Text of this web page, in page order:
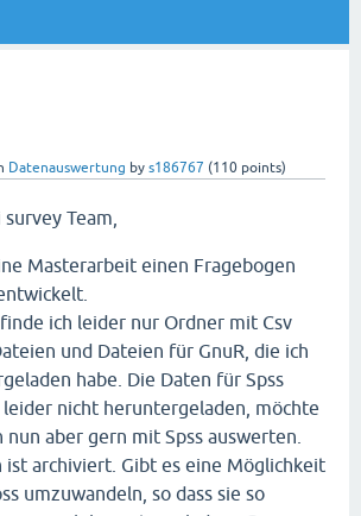
Datenauswertung by s186767 (110 points)
Team,
Masterarbeit einen Fragebogen
ich leider nur Ordner mit Csv
und Dateien für GnuR, die ich
habe. Die Daten für Spss
leider nicht heruntergeladen, möchte
aber gern mit Spss auswerten.
ist archiviert. Gibt es eine Möglichkeit
umzuwandeln, so dass sie so